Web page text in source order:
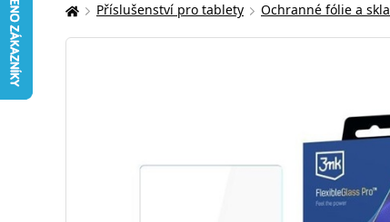
Zde
se
Příslušenství pro tablety Ochranné fólie a skla